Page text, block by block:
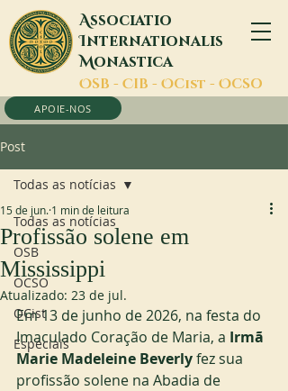
Associatio
Internationalis
Monastica
OSB - CIB - OCist - OCSO
APOIE-NOS
Post
Todas as notícias
OSB
OCSO
OCist
Especiais
Todas as notícias
Profissão solene em
Mississippi
15 de jun. 1 min de leitura
Atualizado: 23 de jul.
Em 13 de junho de 2026, na festa do
Imaculado Coração de Maria, a Irmã
Marie Madeleine Beverly fez sua
profissão solene na Abadia de